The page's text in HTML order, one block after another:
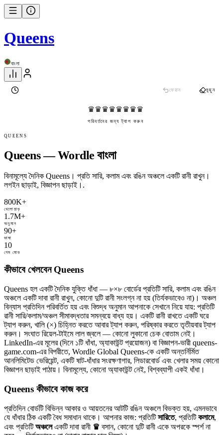
Queens
বাংলা
ফেরান মুছুন
♛♛♛♛♛♛♛♛
পরিবর্তনের জন্য ট্যাপ করুন
QUEENS
Queens — Wordle বাংলা
বিনামূল্যে দৈনিক Queens। প্রতি সারি, কলাম এবং রঙিন অঞ্চলে একটি রানী রাখুন।
লগইন ছাড়াই, বিজ্ঞাপন ছাড়াই।.
800K+
খেলোয়াড়
1.7M+
অনুমান
90+
ভাষা
10
গেম মোড
কীভাবে খেলবেন Queens
Queens হল একটি দৈনিক যুক্তি ধাঁধা — ৮×৮ বোর্ডের প্রতিটি সারি, কলাম এবং রঙিন
অঞ্চলে একটি দাবা রানী রাখুন, কোনো দুটি রানী সংলগ্ন না হয় (তির্যকভাবেও না)। অঞ্চল
বিন্যাস প্রতিদিন পরিবর্তিত হয় এবং বিশুদ্ধ অনুমান আপনাকে সেখানে নিয়ে যায়: প্রতিটি
রানী সারি/কলাম/অঞ্চল সীমাবদ্ধতার সমন্বয়ে বাধ্য হয়। একটি রানী রাখতে একটি ঘরে
ট্যাপ করুন, খালি (×) চিহ্নিত করতে আবার ট্যাপ করুন, পরিষ্কার করতে তৃতীয়বার ট্যাপ
করুন। সংঘাত রিয়েল-টাইমে লাল জ্বলে — কোনো লুকানো চেক বোতাম নেই।
LinkedIn-এর মূলের (দিনে ১টি ধাঁধা, অ্যাকাউন্ট প্রয়োজন) বা বিজ্ঞাপন-ভারী queens-
game.com-এর বিপরীতে, Wordle Global Queens-কে একটি অন্তর্নির্মিত
আনলিমিটেড ভেরিয়েন্ট, একটি ষাট-ধাঁধার সংরক্ষণাগার, লিডারবোর্ড এবং খেলার সময় কোনো
বিজ্ঞাপন ছাড়াই পাঠায়। বিনামূল্যে, কোনো অ্যাকাউন্ট নেই, বিশ্বব্যাপী একই ধাঁধা।
Queens কীভাবে কাজ করে
প্রতিদিন বোর্ডটি বিভিন্ন আকার ও আয়তনের আটটি রঙিন অঞ্চলে বিভক্ত হয়, এমনভাবে
যে ধাঁধার ঠিক একটি বৈধ সমাধান থাকে। আপনার কাজ: প্রতিটিসারিতে, প্রতিটিকলামে,
এবং প্রতিটিঅঞ্চলেএকটি দাবা রানী ♛ বসান, কোনো দুটি রানী একে অপরকে স্পর্শ না